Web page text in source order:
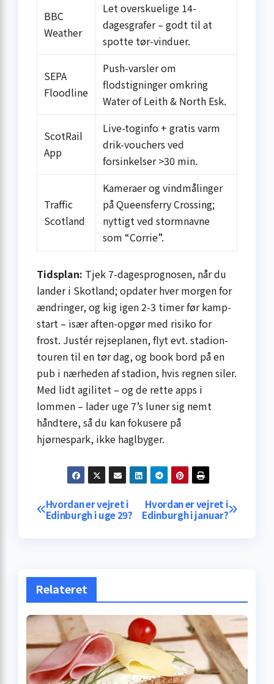
BBC
Weather
Let overskuelige 14-
dagesgrafer – godt til at
spotte tør-vinduer.
SEPA
Floodline
Push-varsler om
flodstigninger omkring
Water of Leith & North Esk.
ScotRail
App
Live-toginfo + gratis varm
drik-vouchers ved
forsinkelser >30 min.
Traffic
Scotland
Kameraer og vindmålinger
på Queensferry Crossing;
nyttigt ved stormnavne
som “Corrie”.
Tidsplan: Tjek 7-dagesprognosen, når du
lander i Skotland; opdater hver morgen for
ændringer, og kig igen 2-3 timer før kamp­
start – især aften-opgør med risiko for
frost. Justér rejseplanen, flyt evt. stadion­
touren til en tør dag, og book bord på en
pub i nærheden af stadion, hvis regnen siler.
Med lidt agilitet – og de rette apps i
lommen – lader uge 7’s luner sig nemt
håndtere, så du kan fokusere på
hjørnespark, ikke haglbyger.
Indlægsnavigation
Hvordan er vejret i
Edinburgh i januar?
Hvordan er vejret i
Edinburgh i uge 29?
Relateret